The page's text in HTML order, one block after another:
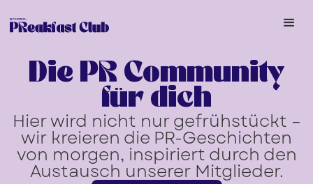
Die PR Community
für dich
Hier wird nicht nur gefrühstückt –
wir kreieren die PR-Geschichten
von morgen, inspiriert durch den
Austausch unserer Mitglieder.